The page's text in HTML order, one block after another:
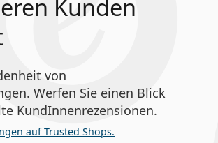
Kunden
von
Werfen Sie einen Blick
KundInnenrezensionen.
auf Trusted Shops.